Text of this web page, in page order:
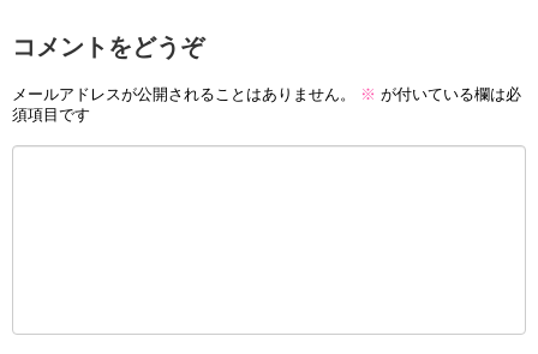
コメントをどうぞ
メールアドレスが公開されることはありません。 ※ が付いている欄は必
須項目です